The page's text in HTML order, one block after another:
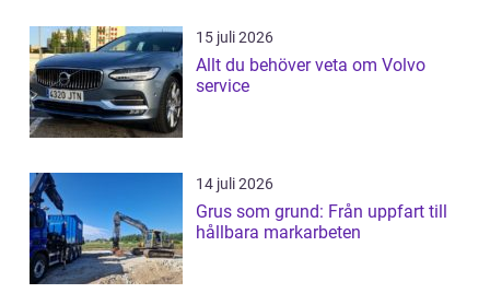
15 juli 2026
Allt du behöver veta om Volvo
service
14 juli 2026
Grus som grund: Från uppfart till
hållbara markarbeten